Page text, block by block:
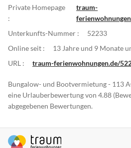
Private Homepage
:
traum-
Unterkunfts-Nummer :
52233
Online seit :
13 Jahre und 9 Monate
URL :
traum-ferienwohnungen.de/
Bungalow- und Bootvermietung - 113
eine Urlauberbewertung von 4.88
abgegebenen Bewertungen.